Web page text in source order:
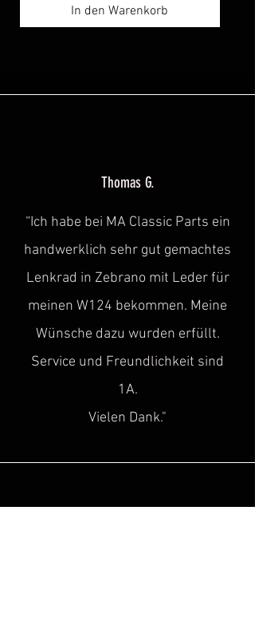
In den Warenkorb
Thomas G.
“Ich habe bei MA Classic Parts ein
handwerklich sehr gut gemachtes
Lenkrad in Zebrano mit Leder für
meinen W124 bekommen. Meine
Wünsche dazu wurden erfüllt.
Service und Freundlichkeit sind
1A.
Vielen Dank."